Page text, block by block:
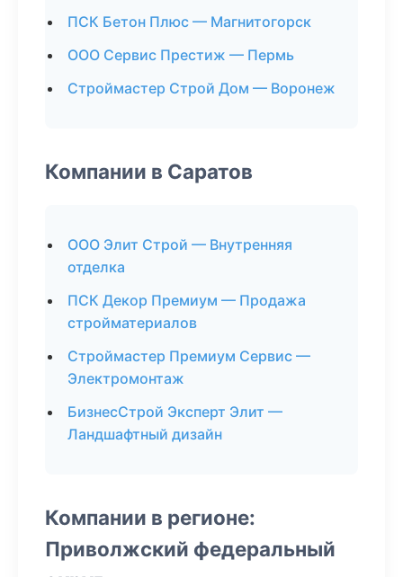
ПСК Бетон Плюс — Магнитогорск
ООО Сервис Престиж — Пермь
Строймастер Строй Дом — Воронеж
Компании в Саратов
ООО Элит Строй — Внутренняя
отделка
ПСК Декор Премиум — Продажа
стройматериалов
Строймастер Премиум Сервис —
Электромонтаж
БизнесСтрой Эксперт Элит —
Ландшафтный дизайн
Компании в регионе:
Приволжский федеральный